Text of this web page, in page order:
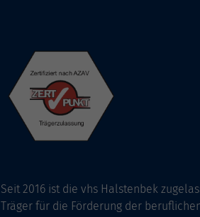
Seit 2016 ist die vhs Halstenbek
Träger für die Förderung der